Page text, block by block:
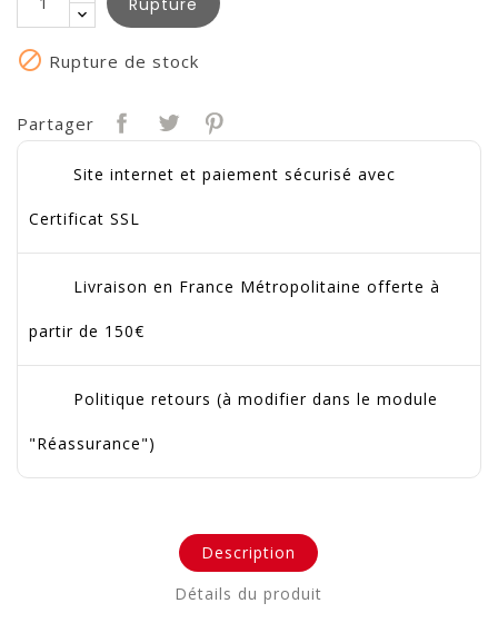
 Rupture de stock
Partager
Site internet et paiement sécurisé avec
Certificat SSL
Livraison en France Métropolitaine offerte à
partir de 150€
Politique retours (à modifier dans le module
"Réassurance")
Description
Détails du produit